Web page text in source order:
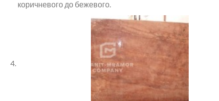
коричневого до бежевого.